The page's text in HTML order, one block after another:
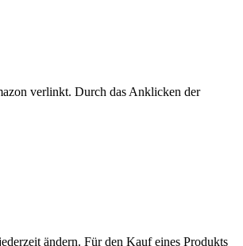
verlinkt. Durch das Anklicken der
ändern. Für den Kauf eines Produkts